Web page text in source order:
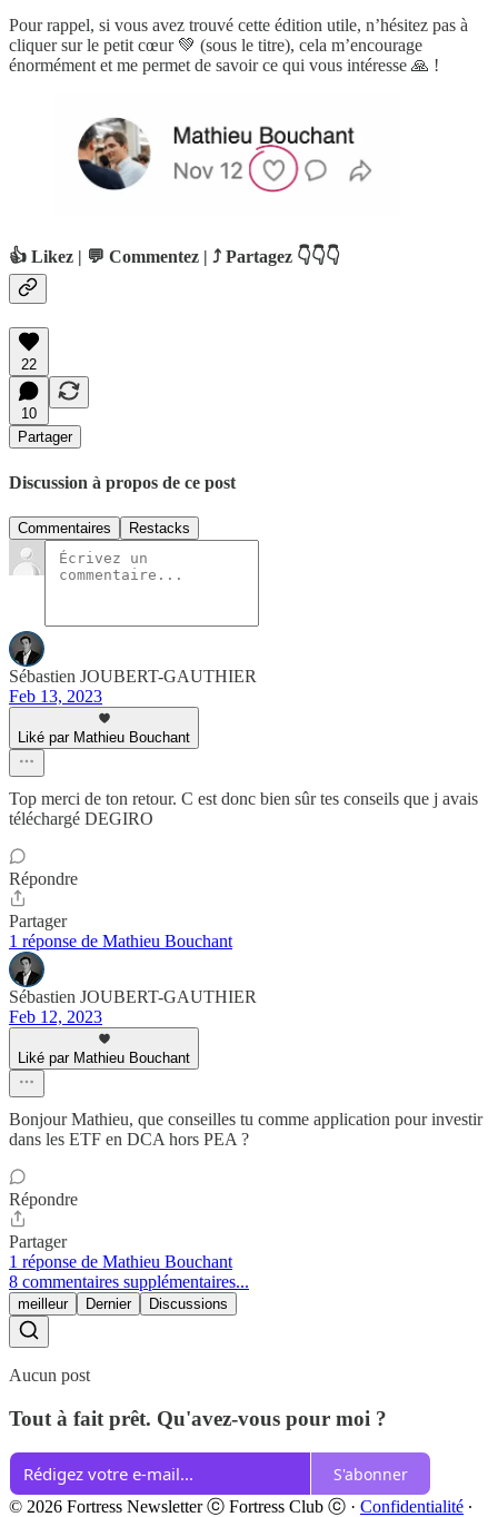
Pour rappel, si vous avez trouvé cette édition utile, n’hésitez pas à
cliquer sur le petit cœur 💚 (sous le titre), cela m’encourage
énormément et me permet de savoir ce qui vous intéresse 🙏 !
👍 Likez | 💬 Commentez | ⤴️ Partagez 👇👇👇
22
10
Partager
Discussion à propos de ce post
Commentaires Restacks
Sébastien JOUBERT-GAUTHIER
Feb 13, 2023
Liké par Mathieu Bouchant
Top merci de ton retour. C est donc bien sûr tes conseils que j avais
téléchargé DEGIRO
Répondre
Partager
1 réponse de Mathieu Bouchant
Sébastien JOUBERT-GAUTHIER
Feb 12, 2023
Liké par Mathieu Bouchant
Bonjour Mathieu, que conseilles tu comme application pour investir
dans les ETF en DCA hors PEA ?
Répondre
Partager
1 réponse de Mathieu Bouchant
8 commentaires supplémentaires...
meilleur Dernier Discussions
Aucun post
Tout à fait prêt. Qu'avez-vous pour moi ?
S'abonner
© 2026 Fortress Newsletter ⓒ Fortress Club ⓒ · Confidentialité ∙